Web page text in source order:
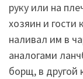
руку или на
хозяин и гости
наливал им в
аналогами
борщ, в другой